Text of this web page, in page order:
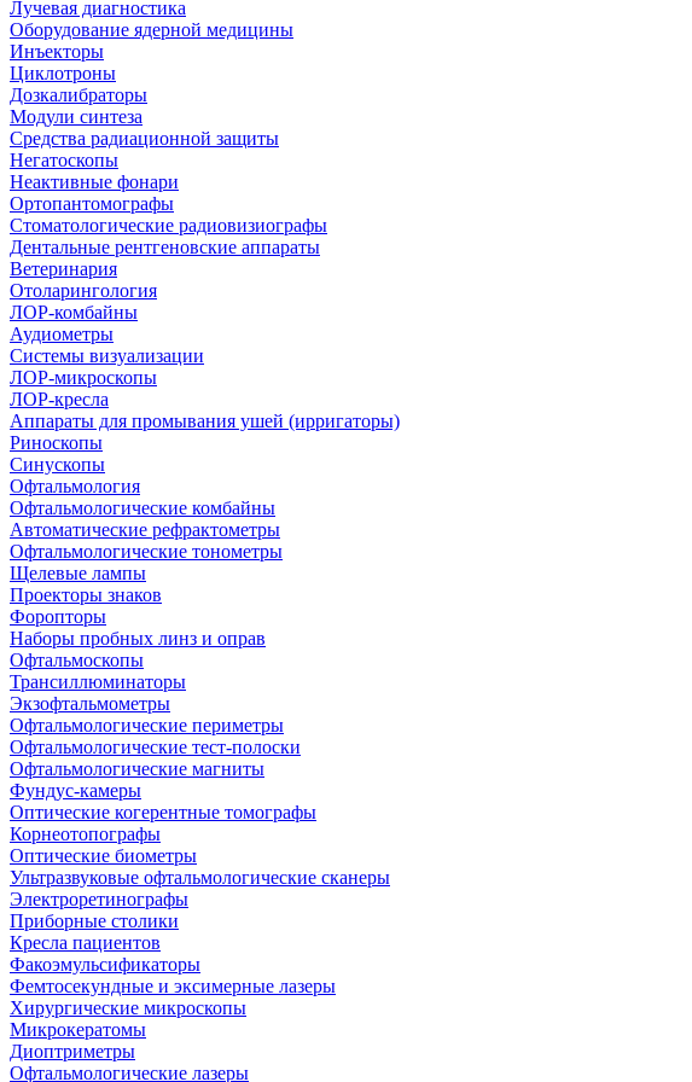
Лучевая диагностика
Оборудование ядерной медицины
Инъекторы
Циклотроны
Дозкалибраторы
Модули синтеза
Средства радиационной защиты
Негатоскопы
Неактивные фонари
Ортопантомографы
Стоматологические радиовизиографы
Дентальные рентгеновские аппараты
Ветеринария
Отоларингология
ЛОР-комбайны
Аудиометры
Системы визуализации
ЛОР-микроскопы
ЛОР-кресла
Аппараты для промывания ушей (ирригаторы)
Риноскопы
Синускопы
Офтальмология
Офтальмологические комбайны
Автоматические рефрактометры
Офтальмологические тонометры
Щелевые лампы
Проекторы знаков
Форопторы
Наборы пробных линз и оправ
Офтальмоскопы
Трансиллюминаторы
Экзофтальмометры
Офтальмологические периметры
Офтальмологические тест-полоски
Офтальмологические магниты
Фундус-камеры
Оптические когерентные томографы
Корнеотопографы
Оптические биометры
Ультразвуковые офтальмологические сканеры
Электроретинографы
Приборные столики
Кресла пациентов
Факоэмульсификаторы
Фемтосекундные и эксимерные лазеры
Хирургические микроскопы
Микрокератомы
Диоптриметры
Офтальмологические лазеры